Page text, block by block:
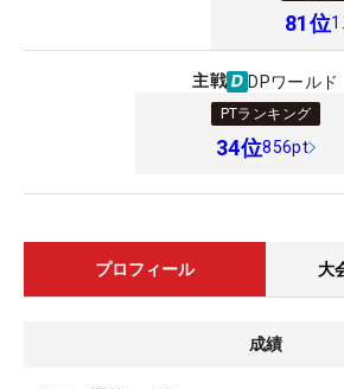
81位
主戦 DPワールド
PTランキング
34位856pt
プロフィール 大
成績